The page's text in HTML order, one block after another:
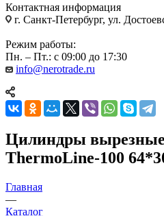
Контактная информация
г. Санкт-Петербург, ул.
Режим работы:
Пн. – Пт.: с 09:00 до 17:30
info@nerotrade.ru
Цилиндры
ThermoLine-100
Главная
—
Каталог